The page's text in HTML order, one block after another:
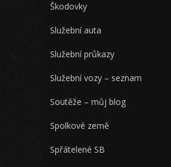
Škodovky
Služební auta
Služební průkazy
Služební vozy – seznam
Soutěže – můj blog
Spolkové země
Spřátelené SB